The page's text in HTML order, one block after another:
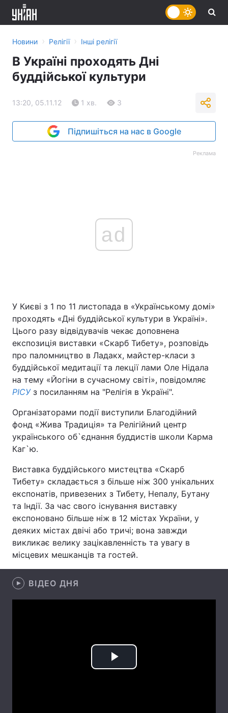
Головна Війна
Україна Політика
Економіка Світ
Техно і зв'язок
Новини › Релігії › Інші релігії
В Україні проходять Дні
буддійської культури
13:20, 05.11.12 1 хв. 3
Підпишіться на нас в Google
Реклама
ad
У Києві з 1 по 11 листопада в «Українському домі»
проходять «Дні буддійської культури в Україні».
Цього разу відвідувачів чекає доповнена
експозиція виставки «Скарб Тибету», розповідь
про паломництво в Ладакх, майстер-класи з
буддійської медитації та лекції лами Оле Нідала
на тему «Йогіни в сучасному світі», повідомляє
РІСУ з посиланням на "Релігія в Україні".
Організаторами події виступили Благодійний
фонд «Жива Традиція» та Релігійний центр
українського об`єднання буддистів школи Карма
Каг`ю.
Виставка буддійського мистецтва «Скарб
Тибету» складається з більше ніж 300 унікальних
експонатів, привезених з Тибету, Непалу, Бутану
та Індії. За час свого існування виставку
експоновано більше ніж в 12 містах України, у
деяких містах двічі або тричі; вона завжди
викликає велику зацікавленність та увагу в
місцевих мешканців та гостей.
ВІДЕО ДНЯ
Play